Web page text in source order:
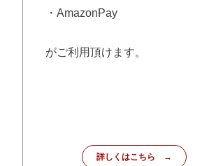
・AmazonPay
がご利用頂けます。
詳しくはこちら